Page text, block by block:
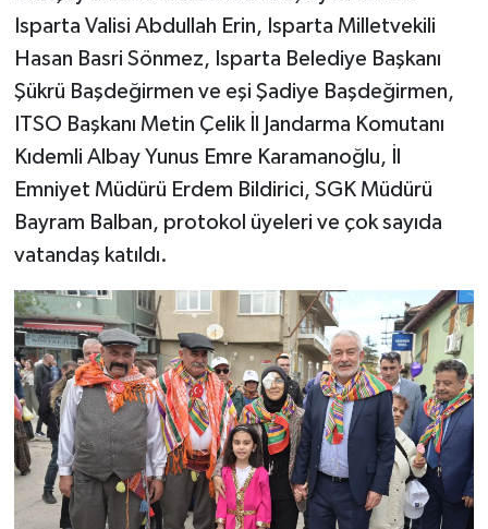
Isparta Valisi Abdullah Erin, Isparta Milletvekili
Hasan Basri Sönmez, Isparta Belediye Başkanı
Şükrü Başdeğirmen ve eşi Şadiye Başdeğirmen,
ITSO Başkanı Metin Çelik İl Jandarma Komutanı
Kıdemli Albay Yunus Emre Karamanoğlu, İl
Emniyet Müdürü Erdem Bildirici, SGK Müdürü
Bayram Balban, protokol üyeleri ve çok sayıda
vatandaş katıldı.